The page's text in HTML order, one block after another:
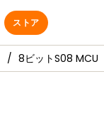
ストア
8ビットS08 MCU